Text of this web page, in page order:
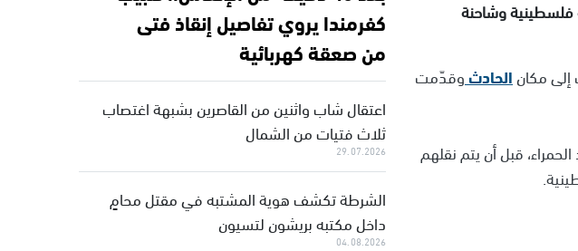
وشاحنة
إلى مكانالحادثوقدّمت
قبل أن يتم نقلهم
كفرمندا يروي تفاصيل إنقاذ فتى
من صعقة كهربائية
اعتقال شاب واثنين من القاصرين بشبهة اغتصاب
ثلاث فتيات من الشمال
29.07.2026
الشرطة تكشف هوية المشتبه في مقتل محامٍ
داخل مكتبه بريشون لتسيون
04.08.2026